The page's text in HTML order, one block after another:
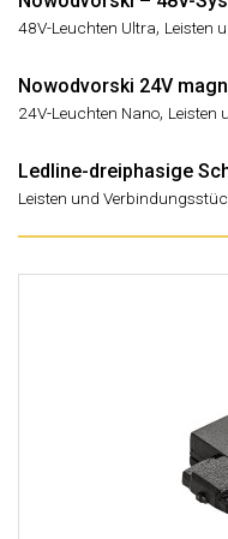
48V-Leuchten Ultra, Leisten
Nowodvorski 24V
24V-Leuchten Nano, Leisten
Ledline-dreiphasige
Leisten und